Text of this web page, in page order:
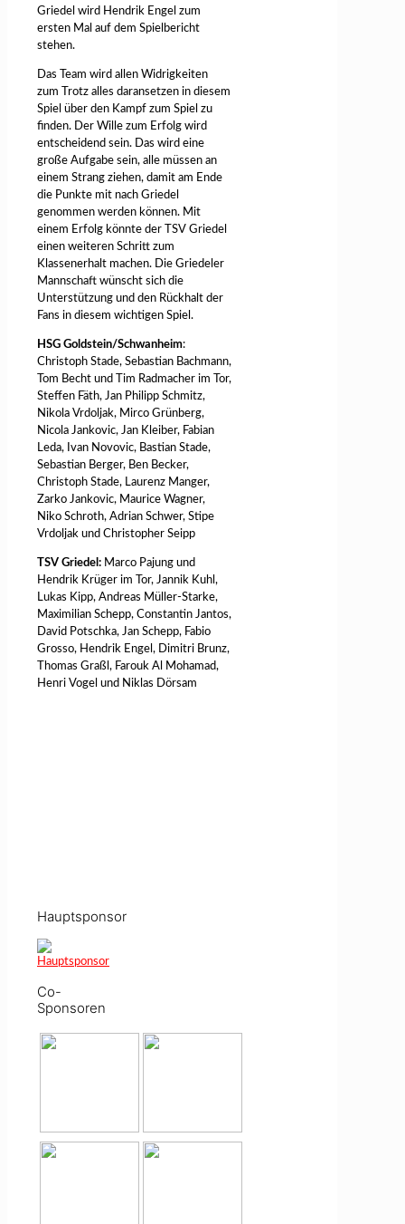
Griedel wird Hendrik Engel zum
ersten Mal auf dem Spielbericht
stehen.
Das Team wird allen Widrigkeiten
zum Trotz alles daransetzen in diesem
Spiel über den Kampf zum Spiel zu
finden. Der Wille zum Erfolg wird
entscheidend sein. Das wird eine
große Aufgabe sein, alle müssen an
einem Strang ziehen, damit am Ende
die Punkte mit nach Griedel
genommen werden können. Mit
einem Erfolg könnte der TSV Griedel
einen weiteren Schritt zum
Klassenerhalt machen. Die Griedeler
Mannschaft wünscht sich die
Unterstützung und den Rückhalt der
Fans in diesem wichtigen Spiel.
HSG Goldstein/Schwanheim:
Christoph Stade, Sebastian Bachmann,
Tom Becht und Tim Radmacher im Tor,
Steffen Fäth, Jan Philipp Schmitz,
Nikola Vrdoljak, Mirco Grünberg,
Nicola Jankovic, Jan Kleiber, Fabian
Leda, Ivan Novovic, Bastian Stade,
Sebastian Berger, Ben Becker,
Christoph Stade, Laurenz Manger,
Zarko Jankovic, Maurice Wagner,
Niko Schroth, Adrian Schwer, Stipe
Vrdoljak und Christopher Seipp
TSV Griedel: Marco Pajung und
Hendrik Krüger im Tor, Jannik Kuhl,
Lukas Kipp, Andreas Müller-Starke,
Maximilian Schepp, Constantin Jantos,
David Potschka, Jan Schepp, Fabio
Grosso, Hendrik Engel, Dimitri Brunz,
Thomas Graßl, Farouk Al Mohamad,
Henri Vogel und Niklas Dörsam
Hauptsponsor
Co-
Sponsoren